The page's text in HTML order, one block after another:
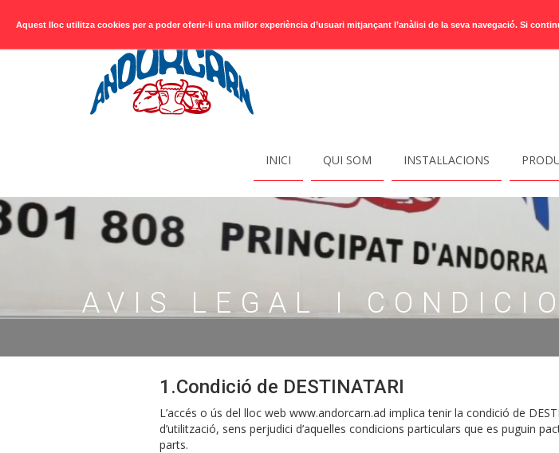
Aquest lloc utilitza cookies per a poder oferir-li una millor experiència d’usuari mitjançant l’anàlisi de la seva navegació. Si
INICI QUI SOM INSTAL·LACIONS
AVIS LEGAL I
1.Condició de DESTINATARI
L’accés o ús del lloc web www.andorcarn.ad implica tenir la condició de
d’utilització, sens perjudici d’aquelles condicions particulars que es puguin
parts.